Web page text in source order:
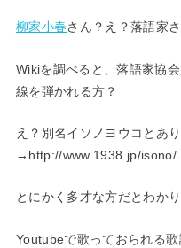
柳家小春さん？え？落語家
Wikiを調べると、落語家協
線を弾かれる方？
え？別名イソノヨウコとあ
→http://www.1938.jp/isono/
とにかく多才な方だとわかり
Youtubeで歌っておられる